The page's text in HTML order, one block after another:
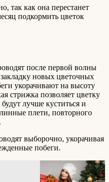
так как она перестанет
подкормить цветок
после первой волны
новых цветочных
укорачивают на высоту
стрижка позволяет цветку
лучше куститься и
плети, повторного
выборочно, укорачивая
побеги.